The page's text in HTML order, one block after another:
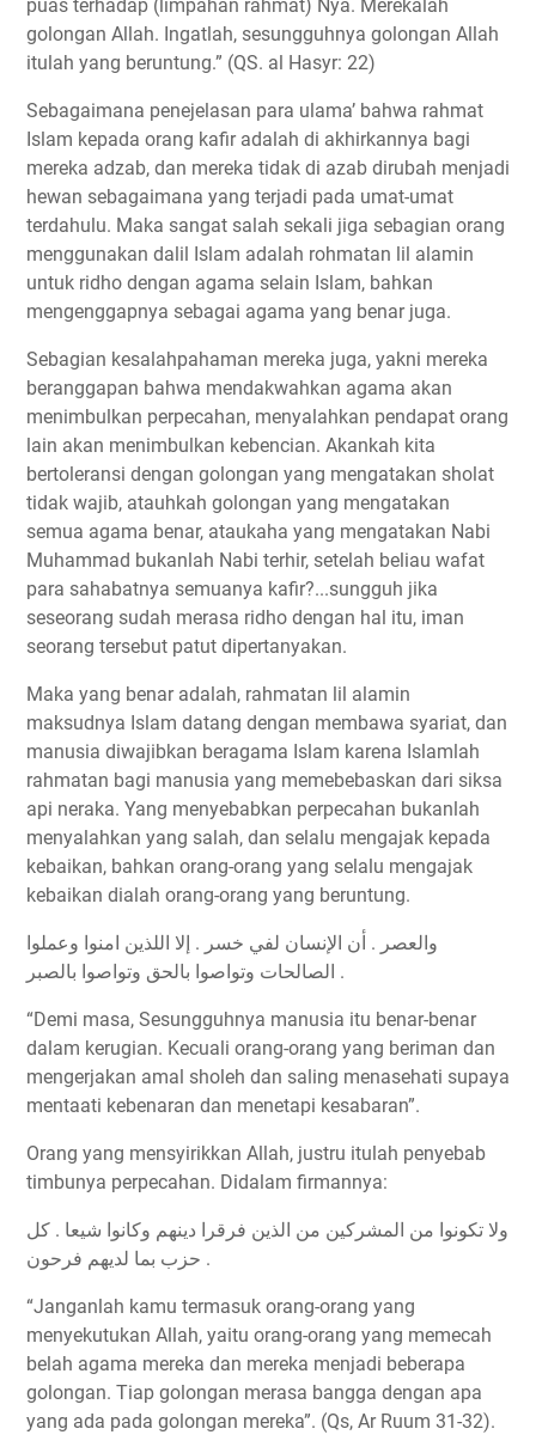
puas terhadap (limpahan rahmat) Nya. Merekalah
golongan Allah. Ingatlah, sesungguhnya golongan Allah
itulah yang beruntung.” (QS. al Hasyr: 22)
Sebagaimana penejelasan para ulama’ bahwa rahmat
Islam kepada orang kafir adalah di akhirkannya bagi
mereka adzab, dan mereka tidak di azab dirubah menjadi
hewan sebagaimana yang terjadi pada umat-umat
terdahulu. Maka sangat salah sekali jiga sebagian orang
menggunakan dalil Islam adalah rohmatan lil alamin
untuk ridho dengan agama selain Islam, bahkan
mengenggapnya sebagai agama yang benar juga.
Sebagian kesalahpahaman mereka juga, yakni mereka
beranggapan bahwa mendakwahkan agama akan
menimbulkan perpecahan, menyalahkan pendapat orang
lain akan menimbulkan kebencian. Akankah kita
bertoleransi dengan golongan yang mengatakan sholat
tidak wajib, atauhkah golongan yang mengatakan
semua agama benar, ataukaha yang mengatakan Nabi
Muhammad bukanlah Nabi terhir, setelah beliau wafat
para sahabatnya semuanya kafir?...sungguh jika
seseorang sudah merasa ridho dengan hal itu, iman
seorang tersebut patut dipertanyakan.
Maka yang benar adalah, rahmatan lil alamin
maksudnya Islam datang dengan membawa syariat, dan
manusia diwajibkan beragama Islam karena Islamlah
rahmatan bagi manusia yang memebebaskan dari siksa
api neraka. Yang menyebabkan perpecahan bukanlah
menyalahkan yang salah, dan selalu mengajak kepada
kebaikan, bahkan orang-orang yang selalu mengajak
kebaikan dialah orang-orang yang beruntung.
ﻭﺍﻟﻌﺼﺮ . ﺃﻥ ﺍﻹﻧﺴﺎﻥ ﻟﻔﻲ ﺧﺴﺮ . ﺇﻻ ﺍﻟﻠﺬﻳﻦ ﺍﻣﻨﻮﺍ ﻭﻋﻤﻠﻮﺍ
ﺍﻟﺼﺎﻟﺤﺎﺕ ﻭﺗﻮﺍﺻﻮﺍ ﺑﺎﻟﺤﻖ ﻭﺗﻮﺍﺻﻮﺍ ﺑﺎﻟﺼﺒﺮ .
“Demi masa, Sesungguhnya manusia itu benar-benar
dalam kerugian. Kecuali orang-orang yang beriman dan
mengerjakan amal sholeh dan saling menasehati supaya
mentaati kebenaran dan menetapi kesabaran”.
Orang yang mensyirikkan Allah, justru itulah penyebab
timbunya perpecahan. Didalam firmannya:
ﻭﻻ ﺗﻜﻮﻧﻮﺍ ﻣﻦ ﺍﻟﻤﺸﺮﻛﻴﻦ ﻣﻦ ﺍﻟﺬﻳﻦ ﻓﺮﻗﺮﺍ ﺩﻳﻨﻬﻢ ﻭﻛﺎﻧﻮﺍ ﺷﻴﻌﺎ . ﻛﻞ
ﺣﺰﺏ ﺑﻤﺎ ﻟﺪﻳﻬﻢ ﻓﺮﺣﻮﻥ .
“Janganlah kamu termasuk orang-orang yang
menyekutukan Allah, yaitu orang-orang yang memecah
belah agama mereka dan mereka menjadi beberapa
golongan. Tiap golongan merasa bangga dengan apa
yang ada pada golongan mereka”. (Qs, Ar Ruum 31-32).